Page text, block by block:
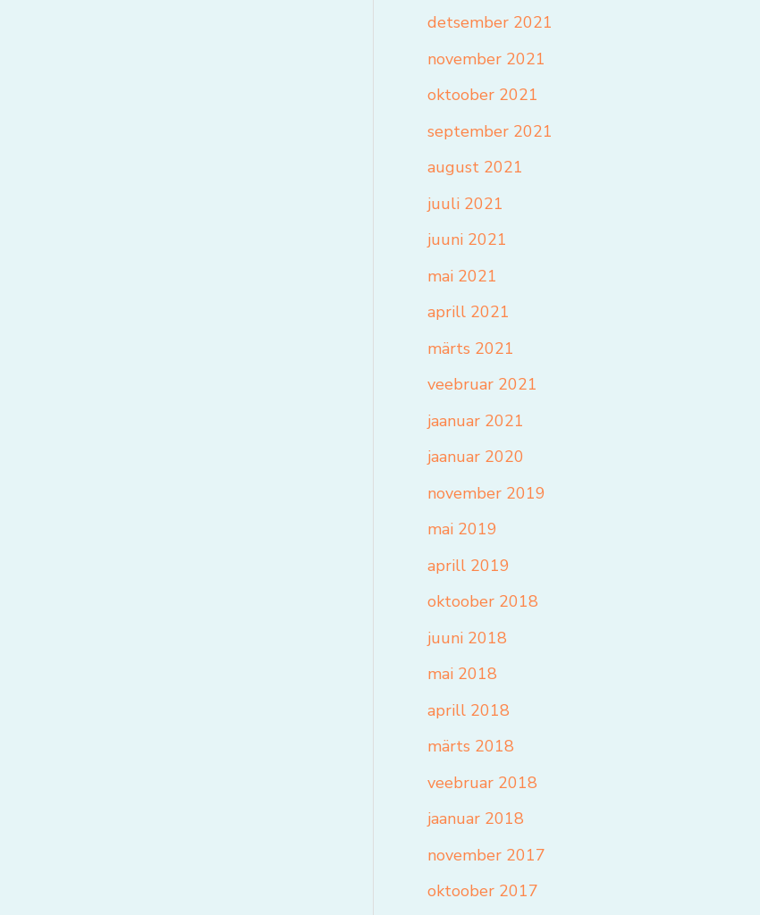
detsember 2021
november 2021
oktoober 2021
september 2021
august 2021
juuli 2021
juuni 2021
mai 2021
aprill 2021
märts 2021
veebruar 2021
jaanuar 2021
jaanuar 2020
november 2019
mai 2019
aprill 2019
oktoober 2018
juuni 2018
mai 2018
aprill 2018
märts 2018
veebruar 2018
jaanuar 2018
november 2017
oktoober 2017